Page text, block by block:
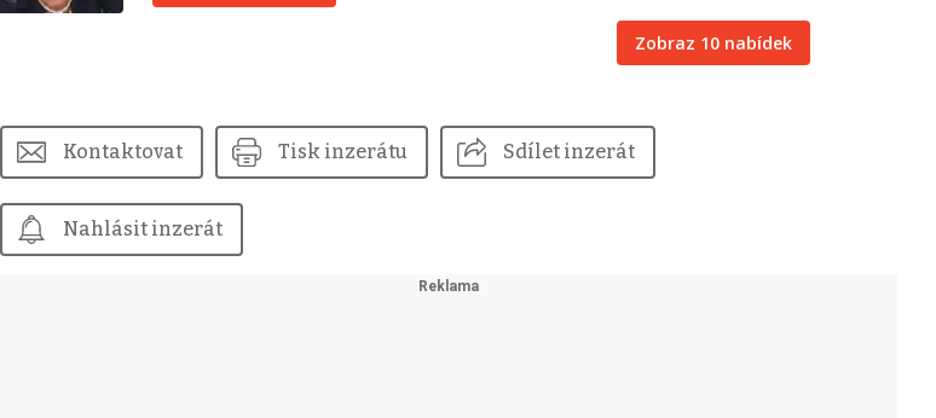
Zobraz 10 nabídek
Kontaktovat Tisk inzerátu Sdílet inzerát
Nahlásit inzerát